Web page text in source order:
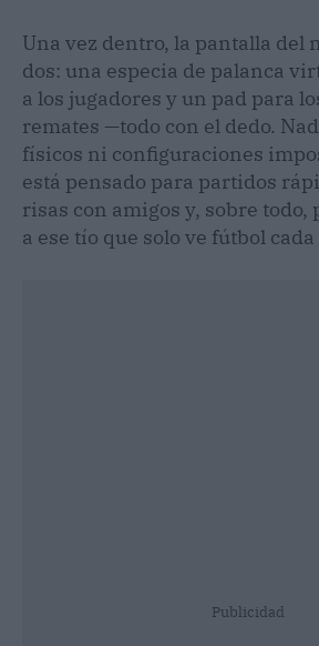
Una vez dentro, la pantalla del
dos: una especia de palanca
a los jugadores y un pad para
remates —todo con el dedo.
físicos ni configuraciones
está pensado para partidos
risas con amigos y, sobre todo,
a ese tío que solo ve fútbol
Publicidad